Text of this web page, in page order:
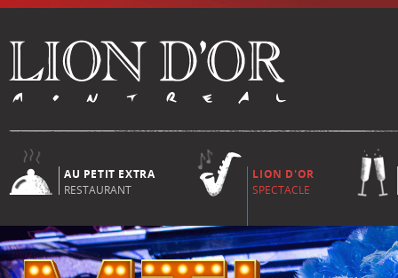
AU PETIT EXTRA
RESTAURANT
LION D'OR
SPECTACLE